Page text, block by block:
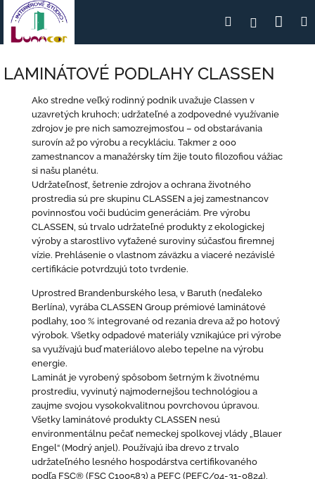
Prejsť
obsah
Hľadať
LAMINÁTOVÉ PODLAHY CLASSEN
Ako stredne veľký rodinný podnik uvažuje Classen v
uzavretých kruhoch; udržateľné a zodpovedné využívanie
zdrojov je pre nich samozrejmosťou – od obstarávania
surovín až po výrobu a recykláciu. Takmer 2 000
zamestnancov a manažérsky tím žije touto filozofiou vážiac
si našu planétu.
Udržateľnosť, šetrenie zdrojov a ochrana životného
prostredia sú pre skupinu CLASSEN a jej zamestnancov
povinnosťou voči budúcim generáciám. Pre výrobu
CLASSEN, sú trvalo udržateľné produkty z ekologickej
výroby a starostlivo vyťažené suroviny súčasťou firemnej
vízie. Prehlásenie o vlastnom záväzku a viaceré nezávislé
certifikácie potvrdzujú toto tvrdenie.
Uprostred Brandenburského lesa, v Baruth (neďaleko
Berlína), vyrába CLASSEN Group prémiové laminátové
podlahy, 100 % integrované od rezania dreva až po hotový
výrobok. Všetky odpadové materiály vznikajúce pri výrobe
sa využívajú buď materiálovo alebo tepelne na výrobu
energie.
Laminát je vyrobený spôsobom šetrným k životnému
prostrediu, vyvinutý najmodernejšou technológiou a
zaujme svojou vysokokvalitnou povrchovou úpravou.
Všetky laminátové produkty CLASSEN nesú
environmentálnu pečať nemeckej spolkovej vlády „Blauer
Engel“ (Modrý anjel). Používajú iba drevo z trvalo
udržateľného lesného hospodárstva certifikovaného
podľa FSC® (FSC C100583) a PEFC (PEFC/04-31-0824),